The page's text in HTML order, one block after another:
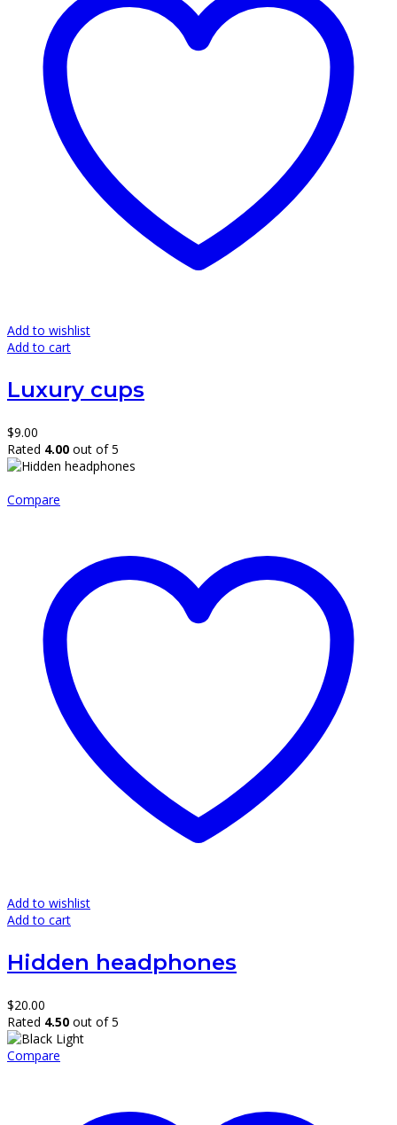
Add to wishlist
Add to cart
Luxury cups
$9.00
Rated 4.00 out of 5
Compare
Add to wishlist
Add to cart
Hidden headphones
$20.00
Rated 4.50 out of 5
Compare